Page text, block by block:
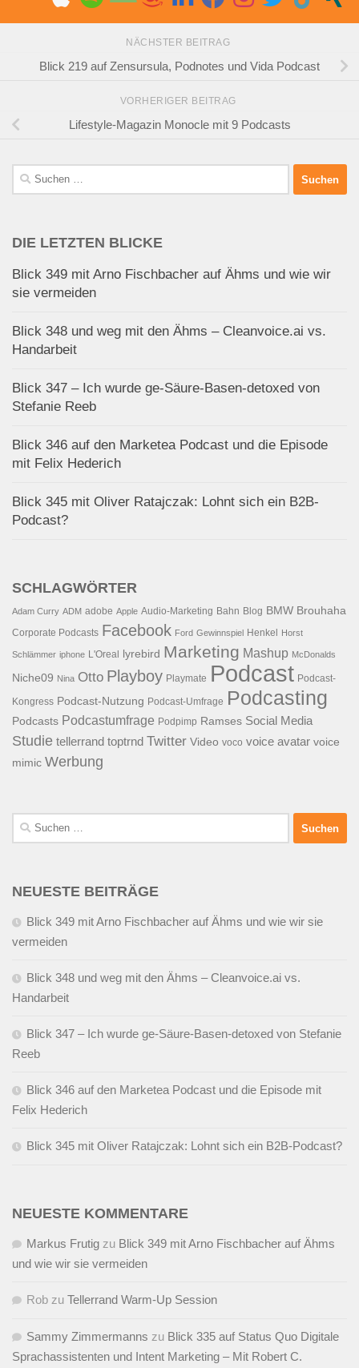
NÄCHSTER BEITRAG
Blick 219 auf Zensursula, Podnotes und Vida Podcast
VORHERIGER BEITRAG
Lifestyle-Magazin Monocle mit 9 Podcasts
Suchen
nach:
DIE LETZTEN BLICKE
Blick 349 mit Arno Fischbacher auf Ähms und wie wir
sie vermeiden
Blick 348 und weg mit den Ähms – Cleanvoice.ai vs.
Handarbeit
Blick 347 – Ich wurde ge-Säure-Basen-detoxed von
Stefanie Reeb
Blick 346 auf den Marketea Podcast und die Episode
mit Felix Hederich
Blick 345 mit Oliver Ratajczak: Lohnt sich ein B2B-
Podcast?
SCHLAGWÖRTER
Adam Curry ADM adobe Apple Audio-Marketing Bahn Blog BMW Brouhaha
Corporate Podcasts Facebook Ford Gewinnspiel Henkel Horst
Schlämmer iphone L'Oreal lyrebird Marketing Mashup McDonalds
Niche09 Nina Otto Playboy Playmate Podcast Podcast-
Kongress Podcast-Nutzung Podcast-Umfrage Podcasting
Podcasts Podcastumfrage Podpimp Ramses Social Media
Studie tellerrand toptrnd Twitter Video voco voice avatar voice
mimic Werbung
Suchen
nach:
NEUESTE BEITRÄGE
Blick 349 mit Arno Fischbacher auf Ähms und wie wir sie
vermeiden
Blick 348 und weg mit den Ähms – Cleanvoice.ai vs.
Handarbeit
Blick 347 – Ich wurde ge-Säure-Basen-detoxed von Stefanie
Reeb
Blick 346 auf den Marketea Podcast und die Episode mit
Felix Hederich
Blick 345 mit Oliver Ratajczak: Lohnt sich ein B2B-Podcast?
NEUESTE KOMMENTARE
Markus Frutig zu Blick 349 mit Arno Fischbacher auf Ähms
und wie wir sie vermeiden
Rob zu Tellerrand Warm-Up Session
Sammy Zimmermanns zu Blick 335 auf Status Quo Digitale
Sprachassistenten und Intent Marketing – Mit Robert C.